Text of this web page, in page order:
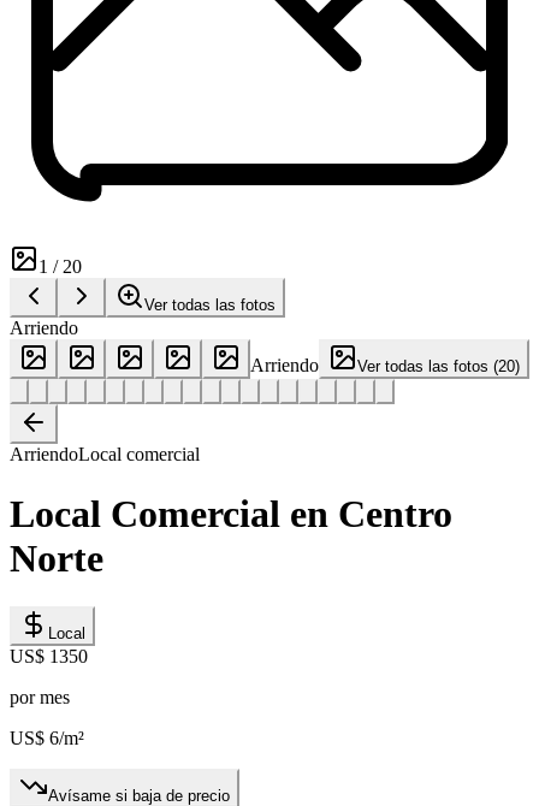
1 /20
Ver todas las fotos
Arriendo
Arriendo
Ver todas las fotos (20)
ArriendoLocal comercial
Local Comercial en Centro
Norte
Local
US$ 1350
por mes
US$ 6/m²
Avísame si baja de precio